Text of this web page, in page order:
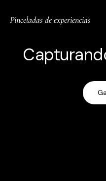
Pinceladas de experiencias